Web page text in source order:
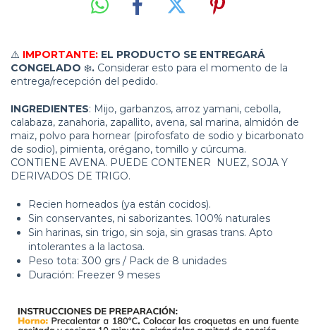
⚠️ IMPORTANTE: EL PRODUCTO SE ENTREGARÁ
CONGELADO ❄️. Considerar esto para el momento de la
entrega/recepción del pedido.
INGREDIENTES: Mijo, garbanzos, arroz yamani, cebolla,
calabaza, zanahoria, zapallito, avena, sal marina, almidón de
maiz, polvo para hornear (pirofosfato de sodio y bicarbonato
de sodio), pimienta, orégano, tomillo y cúrcuma.
CONTIENE AVENA. PUEDE CONTENER NUEZ, SOJA Y
DERIVADOS DE TRIGO.
Recien horneados (ya están cocidos).
Sin conservantes, ni saborizantes. 100% naturales
Sin harinas, sin trigo, sin soja, sin grasas trans. Apto
intolerantes a la lactosa.
Peso tota: 300 grs / Pack de 8 unidades
Duración: Freezer 9 meses